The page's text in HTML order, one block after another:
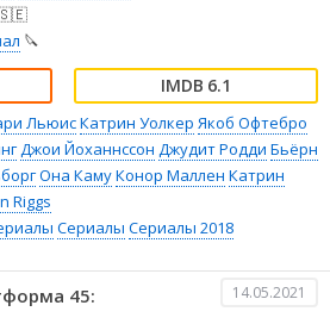
🔪
6.1
ЛьюисКатрин Уолкер Якоб Офтебро
Джои Йоханнссон Джудит Родди Бьёрн
Она КамуКонор Маллен Катрин
Riggs
Сериалы Сериалы 2018
45: 14.05.2021